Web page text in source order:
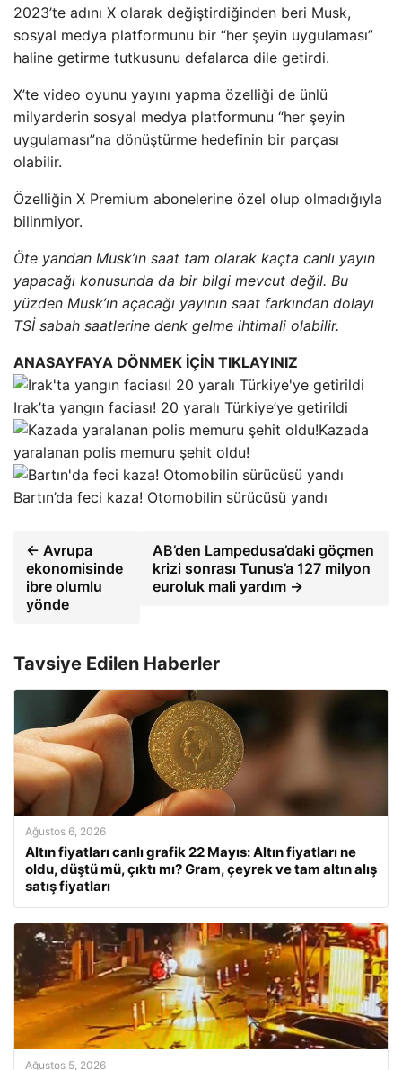
2023’te adını X olarak değiştirdiğinden beri Musk,
sosyal medya platformunu bir “her şeyin uygulaması”
haline getirme tutkusunu defalarca dile getirdi.
X’te video oyunu yayını yapma özelliği de ünlü
milyarderin sosyal medya platformunu “her şeyin
uygulaması”na dönüştürme hedefinin bir parçası
olabilir.
Özelliğin X Premium abonelerine özel olup olmadığıyla
bilinmiyor.
Öte yandan Musk’ın saat tam olarak kaçta canlı yayın
yapacağı konusunda da bir bilgi mevcut değil. Bu
yüzden Musk’ın açacağı yayının saat farkından dolayı
TSİ sabah saatlerine denk gelme ihtimali olabilir.
ANASAYFAYA DÖNMEK İÇİN TIKLAYINIZ
Irak’ta yangın faciası! 20 yaralı Türkiye’ye getirildi
Kazada
yaralanan polis memuru şehit oldu!
Bartın’da feci kaza! Otomobilin sürücüsü yandı
← Avrupa
ekonomisinde
ibre olumlu
yönde
AB’den Lampedusa’daki göçmen
krizi sonrası Tunus’a 127 milyon
euroluk mali yardım →
Tavsiye Edilen Haberler
Ağustos 6, 2026
Altın fiyatları canlı grafik 22 Mayıs: Altın fiyatları ne
oldu, düştü mü, çıktı mı? Gram, çeyrek ve tam altın alış
satış fiyatları
Ağustos 5, 2026